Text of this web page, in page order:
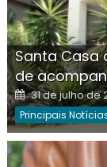
Santa Casa
de
Posted
on
31 de julho de
Principais